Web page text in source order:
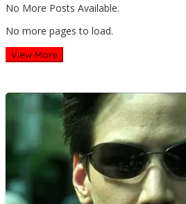
No More Posts Available.
No more pages to load.
View More